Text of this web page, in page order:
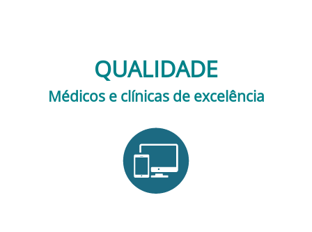
QUALIDADE
Médicos e clínicas de excelência